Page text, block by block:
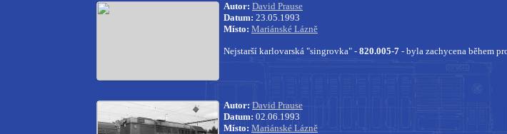
Autor: David Prause
Datum: 23.05.1993
Místo: Mariánské Lázně
Nejstarší karlovarská "singrovka" - 820.005-7 - byla zachycena během
Autor: David Prause
Datum: 02.06.1993
Místo: Mariánské Lázně